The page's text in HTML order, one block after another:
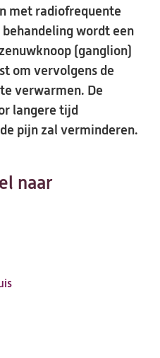
met radiofrequente
behandeling wordt een
(ganglion)
om vervolgens de
verwarmen. De
langere tijd
pijn zal verminderen.
naar